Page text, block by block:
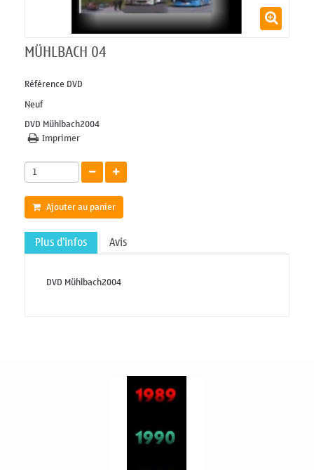
MÜHLBACH 04
Référence DVD
Neuf
DVD Mühlbach2004
Imprimer
Ajouter au panier
Plus d'infos Avis
DVD Mühlbach2004